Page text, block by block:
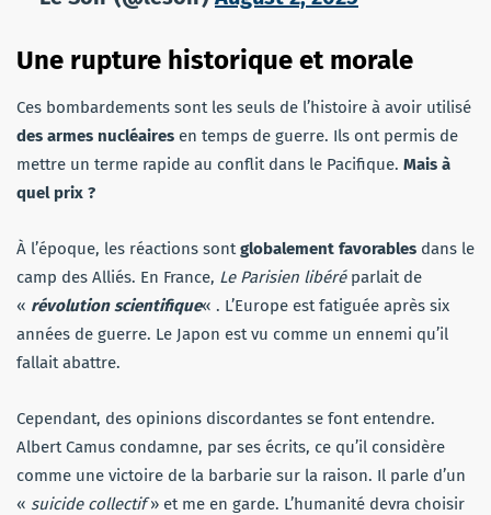
Une rupture historique et morale
Ces bombardements sont les seuls de l’histoire à avoir utilisé
des armes nucléaires en temps de guerre. Ils ont permis de
mettre un terme rapide au conflit dans le Pacifique. Mais à
quel prix ?
À l’époque, les réactions sontglobalement favorables dans le
camp des Alliés. En France, Le Parisien libéré parlait de
« révolution scientifique« . L’Europe est fatiguée après six
années de guerre. Le Japon est vu comme un ennemi qu’il
fallait abattre.
Cependant, des opinions discordantes se font entendre.
Albert Camus condamne, par ses écrits, ce qu’il considère
comme une victoire de la barbarie sur la raison. Il parle d’un
« suicide collectif» et me en garde. L’humanité devra choisir